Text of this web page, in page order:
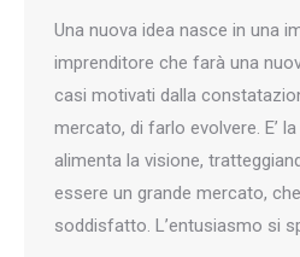
Una nuova idea nasce in una
imprenditore che farà una
casi motivati dalla
mercato, di farlo evolvere. E’
alimenta la visione,
essere un grande mercato,
soddisfatto. L’entusiasmo si